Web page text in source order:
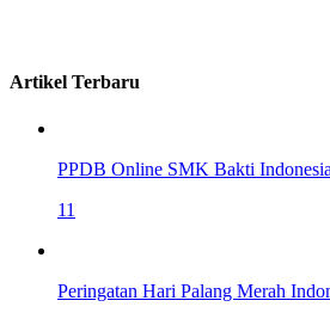
Artikel Terbaru
PPDB Online SMK Bakti
11
Peringatan Hari Palang Merah